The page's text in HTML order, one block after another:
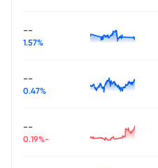
--
1.57%
--
0.47%
--
-0.19%